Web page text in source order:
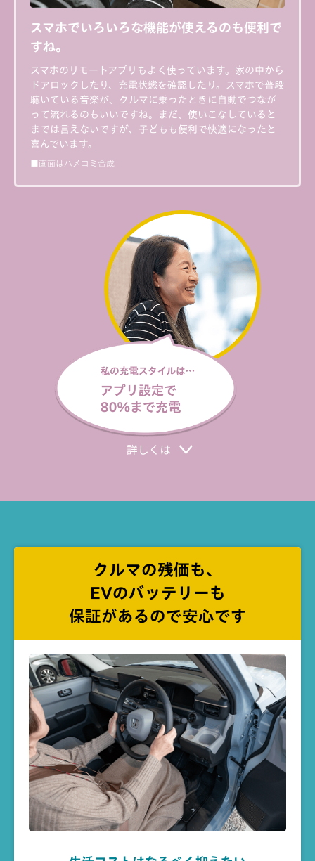
スマホでいろいろな機能が使えるのも便利で
すね。
スマホのリモートアプリもよく使っています。家の中から
ドアロックしたり、充電状態を確認したり。スマホで普段
聴いている音楽が、クルマに乗ったときに自動でつなが
って流れるのもいいですね。まだ、使いこなしていると
までは言えないですが、子どもも便利で快適になったと
喜んでいます。
■画面はハメコミ合成
クルマの残価も、
EVのバッテリーも
保証があるので安心です